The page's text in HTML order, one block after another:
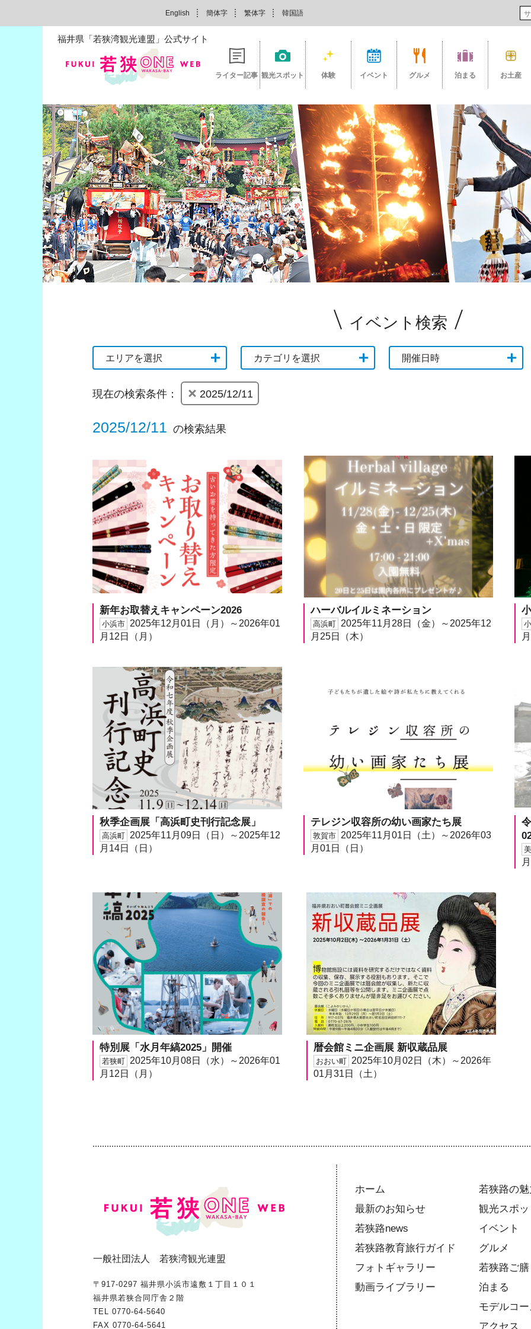
English 簡体字 繁体字 韓国語
福井県「若狭湾観光連盟」公式サイト
ライター記事 観光スポット 体験 イベント グルメ 泊まる お土産
イベント検索
エリアを選択 カテゴリを選択 開催日時
現在の検索条件： 2025/12/11
2025/12/11 の検索結果
新年お取替えキャンペーン2026
小浜市 2025年12月01日（月）～2026年01
月12日（月）
ハーバルイルミネーション
高浜町 2025年11月28日（金）～2025年12
月25日（木）
秋季企画展「高浜町史刊行記念展」
高浜町 2025年11月09日（日）～2025年12
月14日（日）
テレジン収容所の幼い画家たち展
敦賀市 2025年11月01日（土）～2026年03
月01日（日）
特別展「水月年縞2025」開催
若狭町 2025年10月08日（水）～2026年01
月12日（月）
暦会館ミニ企画展 新収蔵品展
おおい町 2025年10月02日（木）～2026年
01月31日（土）
一般社団法人 若狭湾観光連盟
〒917-0297 福井県小浜市遠敷１丁目１０１
福井県若狭合同庁舎２階
TEL 0770-64-5640
FAX 0770-64-5641
ホーム
最新のお知らせ
若狭路news
若狭路教育旅行ガイド
フォトギャラリー
動画ライブラリー
若狭路の
観光スポ
イベント
グルメ
若狭路ご膳
泊まる
モデルコ
アクセス